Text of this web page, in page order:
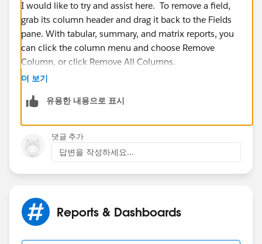
I would like to try and assist here. To remove a field,
grab its column header and drag it back to the Fields
pane. With tabular, summary, and matrix reports, you
can click the column menu and choose Remove
Column, or click Remove All Columns.
our Help & Training section. Here is an article on how
https://help.salesforce.com/HTViewHelpDoc?
id=reports_builder_fields.htm&language=en_US
helped resolve your issue, please let us know by
marking the post as "Best Answer" to help others in
더 보기
유용한 내용으로 표시
댓글 추가
답변을 작성하세요...
Reports & Dashboards